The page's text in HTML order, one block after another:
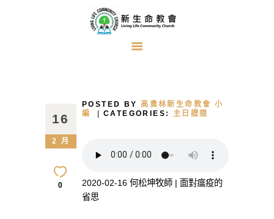
牧者的話
主日證道
浸禮見證
16
2 月
0
POSTED BY 高貴林新生命教會 小
編
CATEGORIES: 主日證道
2020-02-16 何松坤牧師 | 面對瘟疫的
省思